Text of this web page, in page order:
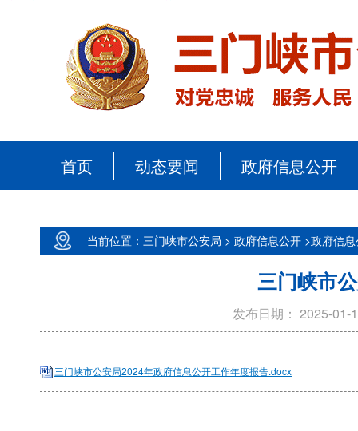
首页 动态要闻 政府信息公开
当前位置：三门峡市公安局 > 政府信息公开 >政府信
三门峡市
发布日期： 2025-01-
三门峡市公安局2024年政府信息公开工作年度报告.docx